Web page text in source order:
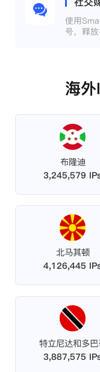
使用
号，释
海
布隆迪
3,245,579
北马其顿
4,126,445
特立尼达和多
3,887,575